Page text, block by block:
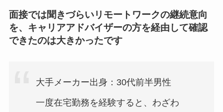
面接では聞きづらいリモートワークの継続意向
を、キャリアアドバイザーの方を経由して確認
できたのは大きかったです
大手メーカー出身：30代前半男性
一度在宅勤務を経験すると、わざわ